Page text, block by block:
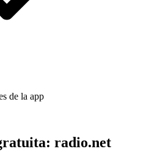
de la app
radio.net